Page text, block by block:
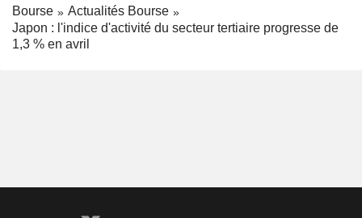
Bourse
Actualités Bourse
Japon : l'indice d'activité du secteur tertiaire progresse de
1,3 % en avril